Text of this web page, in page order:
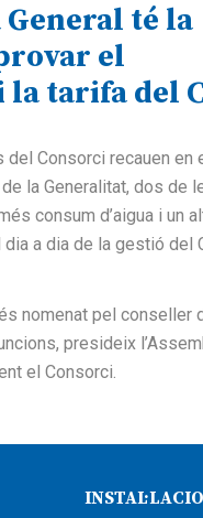
General té la
el
la tarifa del
Consorci recauen en
la Generalitat, dos de
consum d’aigua i un
a dia de la gestió del
nomenat pel
presideix
el Consorci.